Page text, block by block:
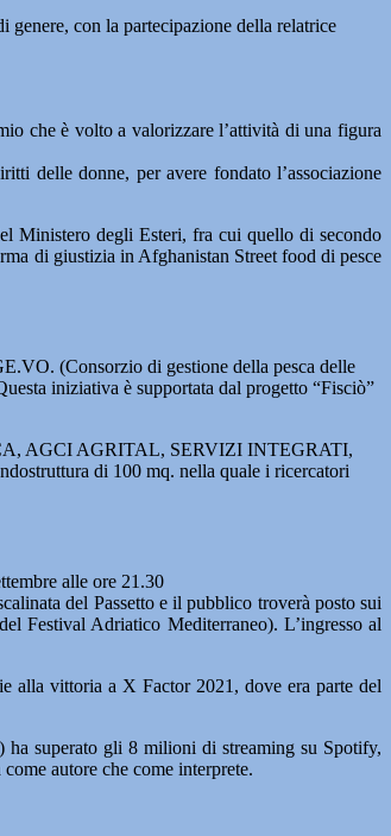
con la partecipazione della relatrice
che è volto a valorizzare l’attività di una figura
delle donne, per avere fondato l’associazione
Ministero degli Esteri, fra cui quello di secondo
di giustizia in Afghanistan Street food di pesce
(Consorzio di gestione della pesca delle
iniziativa è supportata dal progetto “Fisciò”
AGCI AGRITAL, SERVIZI INTEGRATI,
di 100 mq. nella quale i ricercatori
alle ore 21.30
del Passetto e il pubblico troverà posto sui
Festival Adriatico Mediterraneo). L’ingresso al
alla vittoria a X Factor 2021, dove era parte del
superato gli 8 milioni di streaming su Spotify,
autore che come interprete.